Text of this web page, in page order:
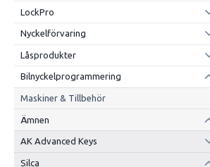
LockPro
Nyckelförvaring
Låsprodukter
Bilnyckelprogrammering
Maskiner & Tillbehör
Ämnen
AK Advanced Keys
Silca